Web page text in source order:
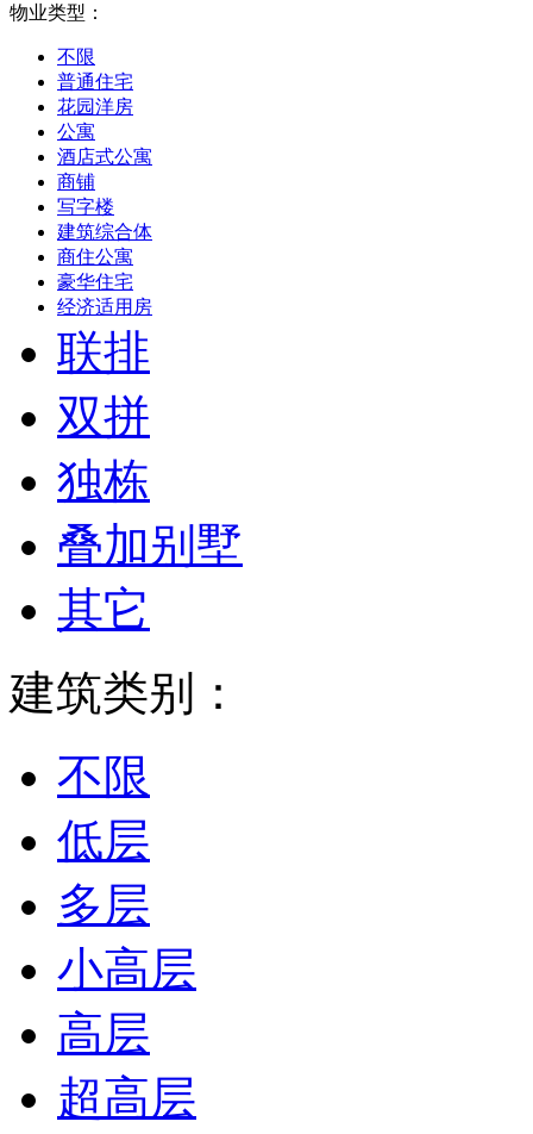
物业类型：
不限
普通住宅
花园洋房
公寓
酒店式公寓
商铺
写字楼
建筑综合体
商住公寓
豪华住宅
经济适用房
联排
双拼
独栋
叠加别墅
其它
建筑类别：
不限
低层
多层
小高层
高层
超高层